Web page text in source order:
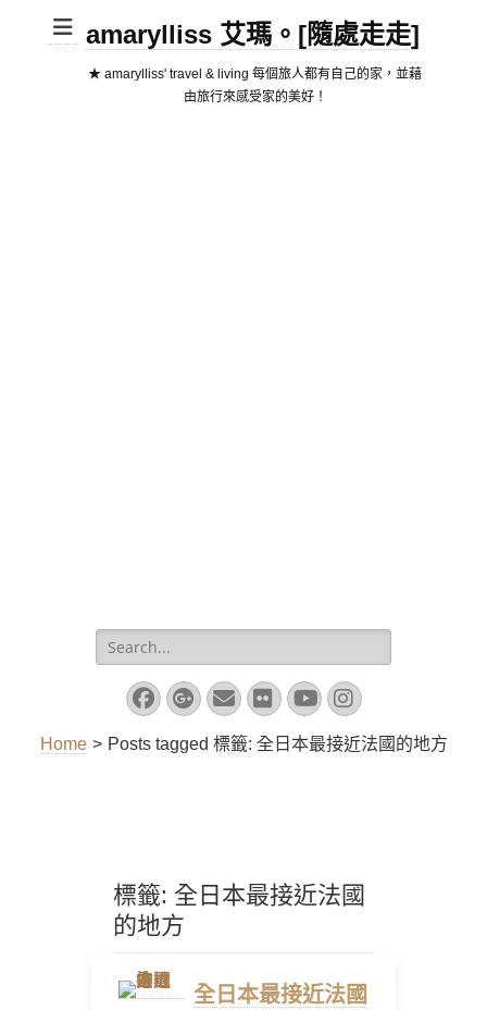
amarylliss 艾瑪。[隨處走走]
★ amarylliss' travel & living 每個旅人都有自己的家，並藉
由旅行來感受家的美好！
Search
for:
Facebook
Googleplus
EmailFlickrYouTube
Instagram
Home > Posts tagged 標籤: 全日本最接近法國的地方
標籤: 全日本最接近法國
的地方
全日本最接近法國